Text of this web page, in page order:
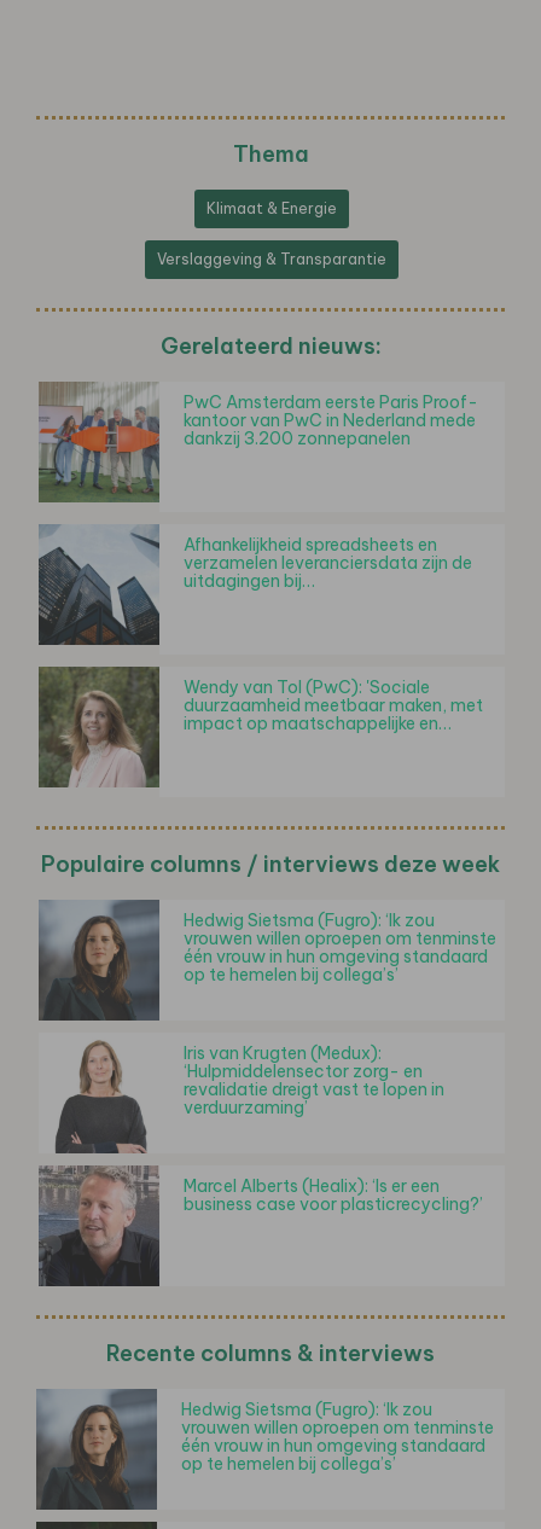
Thema
Klimaat & Energie
Verslaggeving & Transparantie
Gerelateerd nieuws:
PwC Amsterdam eerste Paris Proof-
kantoor van PwC in Nederland mede
dankzij 3.200 zonnepanelen
Afhankelijkheid spreadsheets en
verzamelen leveranciersdata zijn de
uitdagingen bij…
Wendy van Tol (PwC): 'Sociale
duurzaamheid meetbaar maken, met
impact op maatschappelijke en…
Populaire columns / interviews deze week
Hedwig Sietsma (Fugro): ‘Ik zou
vrouwen willen oproepen om tenminste
één vrouw in hun omgeving standaard
op te hemelen bij collega’s’
Iris van Krugten (Medux):
‘Hulpmiddelensector zorg- en
revalidatie dreigt vast te lopen in
verduurzaming’
Marcel Alberts (Healix): ‘Is er een
business case voor plasticrecycling?’
Recente columns & interviews
Hedwig Sietsma (Fugro): ‘Ik zou
vrouwen willen oproepen om tenminste
één vrouw in hun omgeving standaard
op te hemelen bij collega’s’